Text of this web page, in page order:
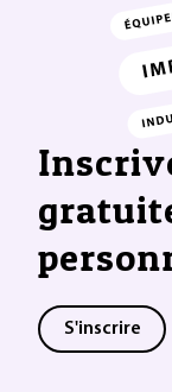
S'inscrire